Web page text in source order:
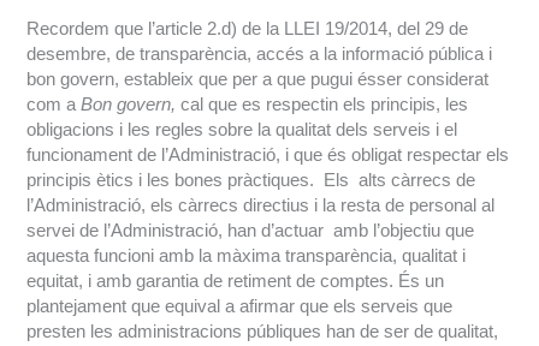
Recordem que l’article 2.d) de la LLEI 19/2014, del 29 de
desembre, de transparència, accés a la informació pública i
bon govern, estableix que per a que pugui ésser considerat
com aBon govern,cal que es respectin els principis, les
obligacions i les regles sobre la qualitat dels serveis i el
funcionament de l’Administració, i que és obligat respectar els
principis ètics i les bones pràctiques. Els alts càrrecs de
l’Administració, els càrrecs directius i la resta de personal al
servei de l’Administració, han d’actuar amb l’objectiu que
aquesta funcioni amb la màxima transparència, qualitat i
equitat, i amb garantia de retiment de comptes. És un
plantejament que equival a afirmar que els serveis que
presten les administracions públiques han de ser de qualitat,